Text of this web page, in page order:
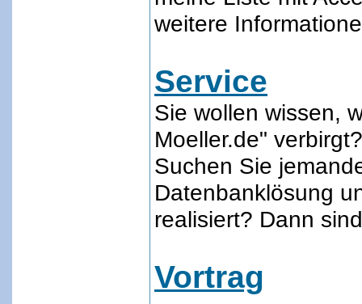
weitere
Service
Sie wollen wissen,
Moeller.de" verbirgt?
Suchen Sie
Datenbanklösung
realisiert? Dann
Vortrag